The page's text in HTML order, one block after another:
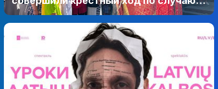
престольного праздника